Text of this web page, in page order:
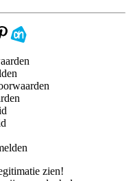
zien!